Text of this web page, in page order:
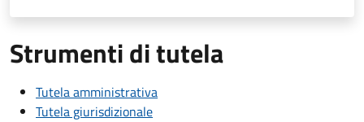
Strumenti di tutela
Tutela amministrativa
Tutela giurisdizionale